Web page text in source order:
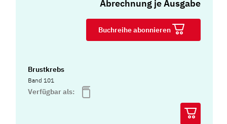
Abrechnung je Ausgabe
Buchreihe abonnieren
Brustkrebs
Band 101
Verfügbar als: